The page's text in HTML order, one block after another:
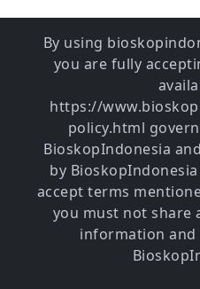
By using
you are fully
https://
policy.html
BioskopIndonesia
by
accept terms
you must not share
information and